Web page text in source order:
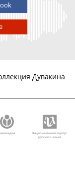
Дувакина
Национальный корпус
русского языка